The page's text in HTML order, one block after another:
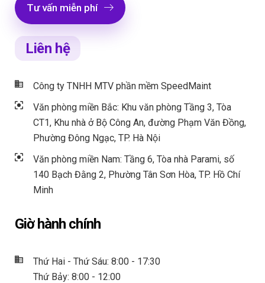
Tư vấn miễn phí
Liên hệ
Công ty TNHH MTV phần mềm SpeedMaint
Văn phòng miền Bắc: Khu văn phòng Tầng 3, Tòa
CT1, Khu nhà ở Bộ Công An, đường Phạm Văn Đồng,
Phường Đông Ngạc, TP. Hà Nội
Văn phòng miền Nam: Tầng 6, Tòa nhà Parami, số
140 Bạch Đằng 2, Phường Tân Sơn Hòa, TP. Hồ Chí
Minh
Giờ hành chính
Thứ Hai - Thứ Sáu: 8:00 - 17:30
Thứ Bảy: 8:00 - 12:00